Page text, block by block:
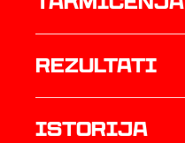
rezultati
istorija